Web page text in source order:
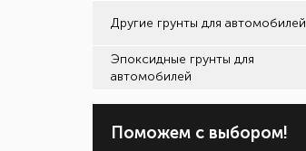
Другие грунты для автомобилей
Эпоксидные грунты для
автомобилей
Поможем с выбором!